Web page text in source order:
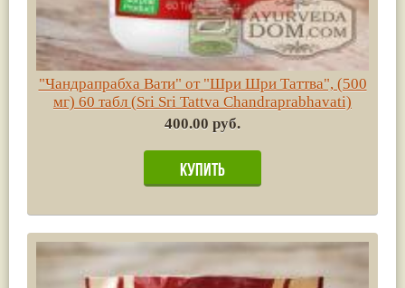
"Чандрапрабха Вати" от "Шри Шри Таттва", (500
мг) 60 табл (Sri Sri Tattva Chandraprabhavati)
400.00 руб.